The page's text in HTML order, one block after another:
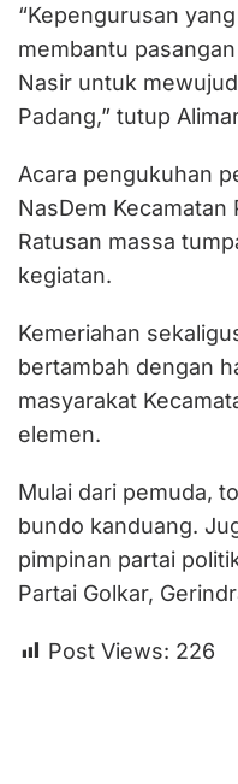
“Kepengurusan
membantu
Nasir untuk
Padang,” tutup
Acara pengukuhan
NasDem
Ratusan massa
kegiatan.
Kemeriahan
bertambah dengan
masyarakat
elemen.
Mulai dari pemuda,
bundo kanduang.
pimpinan partai
Partai Golkar,
Post Views: 226